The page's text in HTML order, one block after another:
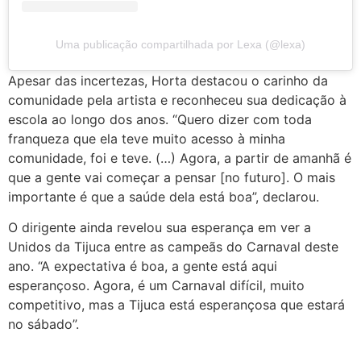
Uma publicação compartilhada por Lexa (@lexa)
Apesar das incertezas, Horta destacou o carinho da
comunidade pela artista e reconheceu sua dedicação à
escola ao longo dos anos. “Quero dizer com toda
franqueza que ela teve muito acesso à minha
comunidade, foi e teve. (…) Agora, a partir de amanhã é
que a gente vai começar a pensar [no futuro]. O mais
importante é que a saúde dela está boa”, declarou.
O dirigente ainda revelou sua esperança em ver a
Unidos da Tijuca entre as campeãs do Carnaval deste
ano. “A expectativa é boa, a gente está aqui
esperançoso. Agora, é um Carnaval difícil, muito
competitivo, mas a Tijuca está esperançosa que estará
no sábado”.